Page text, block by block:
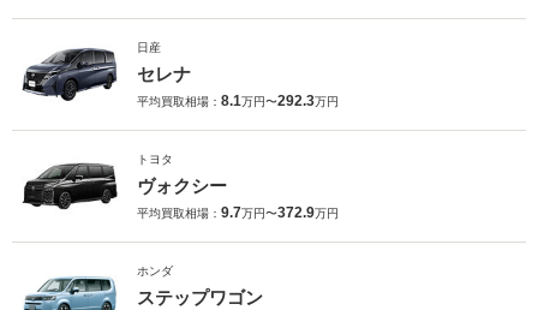
日産
セレナ
平均買取相場： 8.1万円〜292.3万円
トヨタ
ヴォクシー
平均買取相場： 9.7万円〜372.9万円
ホンダ
ステップワゴン